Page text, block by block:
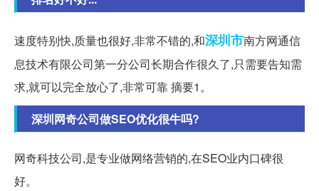
速度特别快,质量也很好,非常不错的,和深圳市南方网通信
息技术有限公司第一分公司长期合作很久了,只需要告知需
求,就可以完全放心了,非常可靠 摘要1。
深圳网奇公司做SEO优化很牛吗?
网奇科技公司,是专业做网络营销的,在SEO业内口碑很
好。